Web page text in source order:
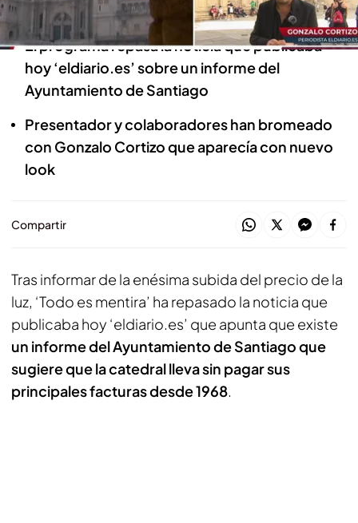
dinero público los gastos de la Iglesia”
El programa repasa la noticia que publicaba
hoy ‘eldiario.es’ sobre un informe del
Ayuntamiento de Santiago
Presentador y colaboradores han bromeado
con Gonzalo Cortizo que aparecía con nuevo
look
Compartir
Tras informar de la enésima subida del precio de la
luz, ‘Todo es mentira’ ha repasado la noticia que
publicaba hoy ‘eldiario.es’ que apunta que existe
un informe del Ayuntamiento de Santiago que
sugiere que la catedral lleva sin pagar sus
principales facturas desde 1968.